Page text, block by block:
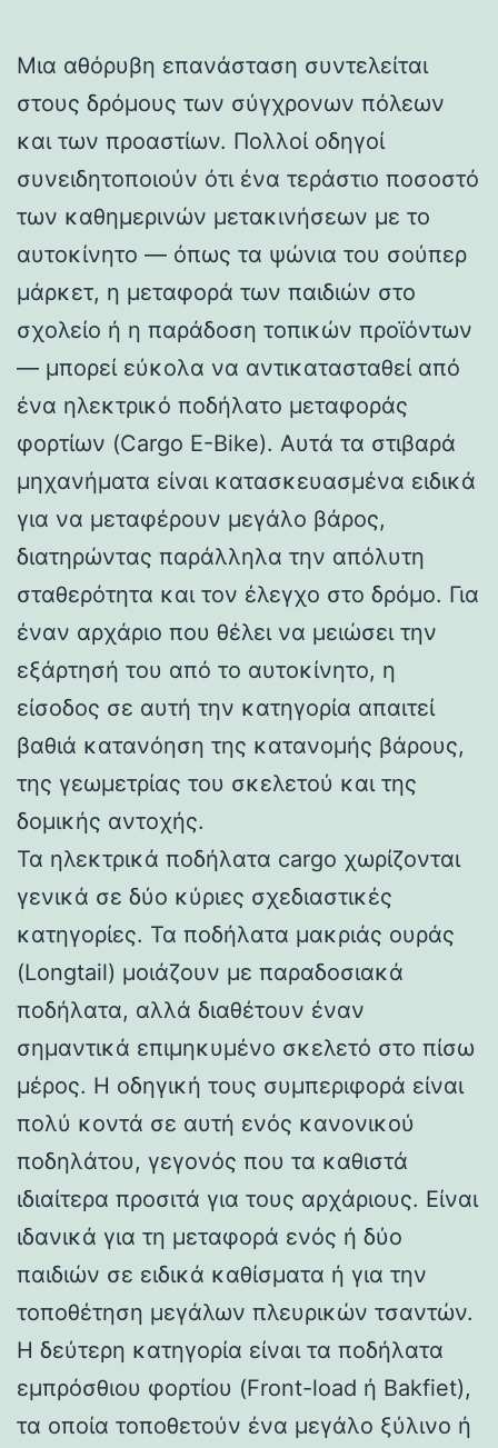
Μια αθόρυβη επανάσταση συντελείται
στους δρόμους των σύγχρονων πόλεων
και των προαστίων. Πολλοί οδηγοί
συνειδητοποιούν ότι ένα τεράστιο ποσοστό
των καθημερινών μετακινήσεων με το
αυτοκίνητο — όπως τα ψώνια του σούπερ
μάρκετ, η μεταφορά των παιδιών στο
σχολείο ή η παράδοση τοπικών προϊόντων
— μπορεί εύκολα να αντικατασταθεί από
ένα ηλεκτρικό ποδήλατο μεταφοράς
φορτίων (Cargo E-Bike). Αυτά τα στιβαρά
μηχανήματα είναι κατασκευασμένα ειδικά
για να μεταφέρουν μεγάλο βάρος,
διατηρώντας παράλληλα την απόλυτη
σταθερότητα και τον έλεγχο στο δρόμο. Για
έναν αρχάριο που θέλει να μειώσει την
εξάρτησή του από το αυτοκίνητο, η
είσοδος σε αυτή την κατηγορία απαιτεί
βαθιά κατανόηση της κατανομής βάρους,
της γεωμετρίας του σκελετού και της
δομικής αντοχής.
Τα ηλεκτρικά ποδήλατα cargo χωρίζονται
γενικά σε δύο κύριες σχεδιαστικές
κατηγορίες. Τα ποδήλατα μακριάς ουράς
(Longtail) μοιάζουν με παραδοσιακά
ποδήλατα, αλλά διαθέτουν έναν
σημαντικά επιμηκυμένο σκελετό στο πίσω
μέρος. Η οδηγική τους συμπεριφορά είναι
πολύ κοντά σε αυτή ενός κανονικού
ποδηλάτου, γεγονός που τα καθιστά
ιδιαίτερα προσιτά για τους αρχάριους. Είναι
ιδανικά για τη μεταφορά ενός ή δύο
παιδιών σε ειδικά καθίσματα ή για την
τοποθέτηση μεγάλων πλευρικών τσαντών.
Η δεύτερη κατηγορία είναι τα ποδήλατα
εμπρόσθιου φορτίου (Front-load ή Bakfiet),
τα οποία τοποθετούν ένα μεγάλο ξύλινο ή